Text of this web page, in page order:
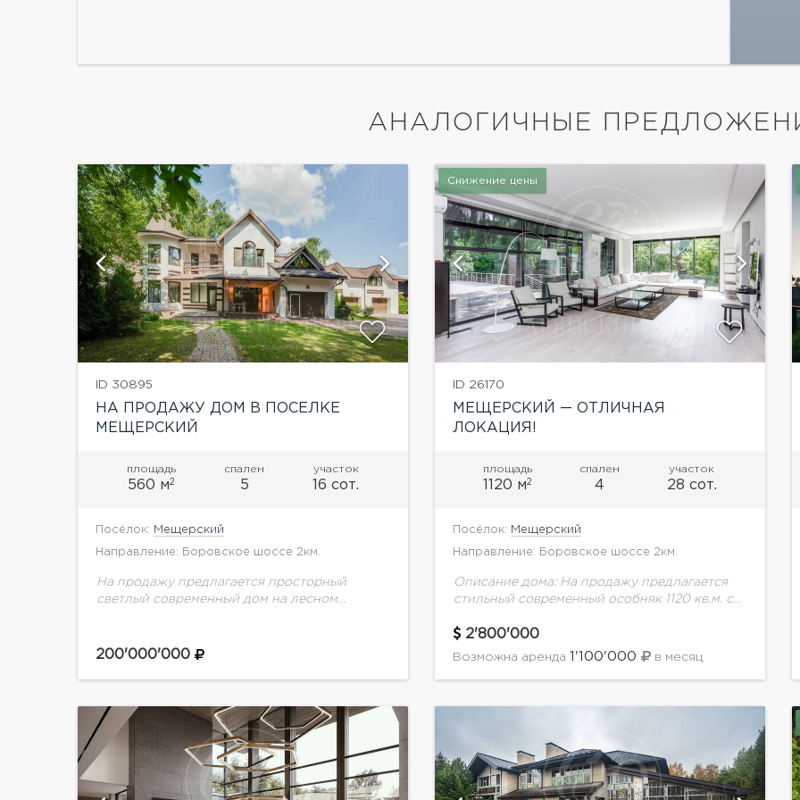
АНАЛОГИЧНЫЕ
ID 30895
НА ПРОДАЖУ ДОМ В ПОСЕЛКЕ
МЕЩЕРСКИЙ
площадь
560 м2
спален
5
участок
16 сот.
Посёлок: Мещерский
Направление: Боровское шоссе 2км.
На продажу предлагается просторный
светлый современный дом на лесном
отдыха, постоянная, котельная,кладовая,
200'000'000
показать ещё 6 фотографий
Снижение цены
ID 26170
МЕЩЕРСКИЙ — ОТЛИЧНАЯ
ЛОКАЦИЯ!
площадь
1120 м2
спален
4
участок
28 сот.
Посёлок: Мещерский
Направление: Боровское шоссе 2км.
Описание дома: На продажу предлагается
стильный современный особняк 1120 кв.м. с
лесном участке 28 соток с ландшафтным
дизайном. Планировка дома: 1 этаж:
2'800'000
Возможна аренда 1'100'000 в месяц
показать ещё 56 фотографий